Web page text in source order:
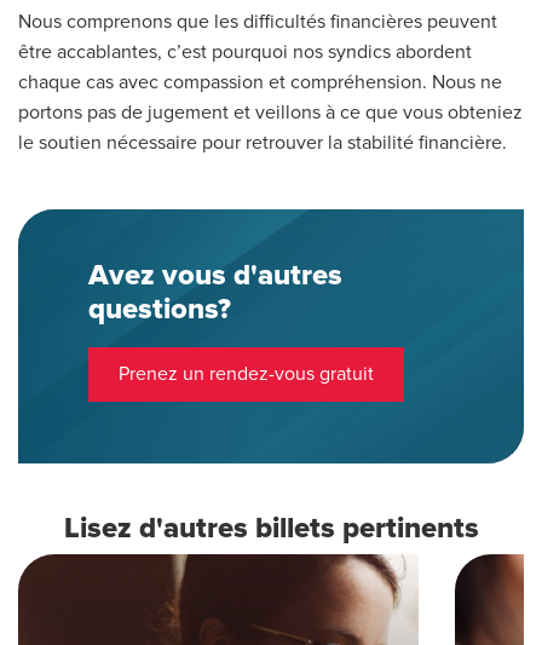
Nous comprenons que les difficultés financières peuvent
être accablantes, c’est pourquoi nos syndics abordent
chaque cas avec compassion et compréhension. Nous ne
portons pas de jugement et veillons à ce que vous obteniez
le soutien nécessaire pour retrouver la stabilité financière.
Avez vous d'autres
questions?
Prenez un rendez-vous gratuit
Lisez d'autres billets pertinents